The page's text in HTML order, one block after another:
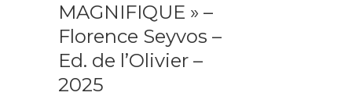
MAGNIFIQUE » –
Florence Seyvos –
Ed. de l’Olivier –
2025